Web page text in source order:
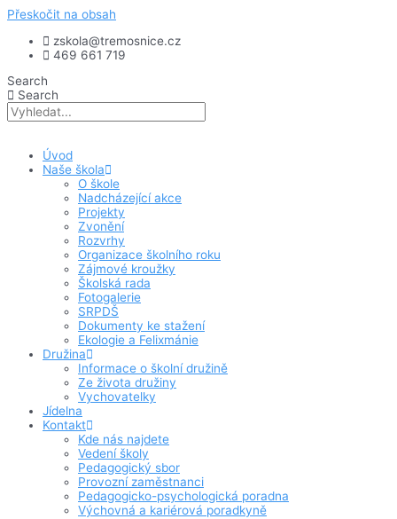
Přeskočit na obsah
zskola@tremosnice.cz
469 661 719
Search
Search
Úvod
Naše škola
O škole
Nadcházející akce
Projekty
Zvonění
Rozvrhy
Organizace školního roku
Zájmové kroužky
Školská rada
Fotogalerie
SRPDŠ
Dokumenty ke stažení
Ekologie a Felixmánie
Družina
Informace o školní družině
Ze života družiny
Vychovatelky
Jídelna
Kontakt
Kde nás najdete
Vedení školy
Pedagogický sbor
Provozní zaměstnanci
Pedagogicko-psychologická poradna
Výchovná a kariérová poradkyně